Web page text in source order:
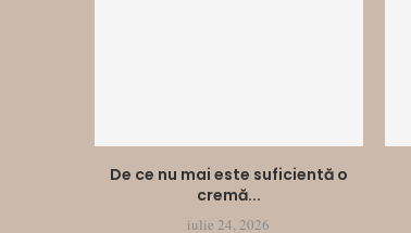
De ce nu mai este suficientă o
cremă...
iulie 24, 2026